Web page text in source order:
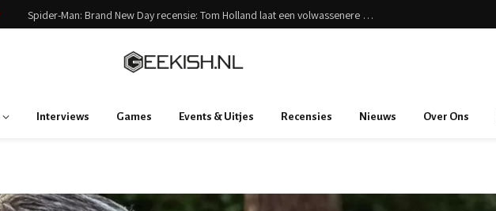
Spider-Man: Brand New Day recensie: Tom Holland laat een volwassenere Spider-Man zien
Interviews Games Events & Uitjes Recensies Nieuws Over Ons